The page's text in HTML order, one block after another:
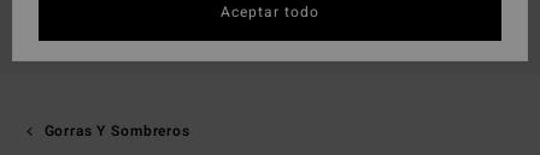
Gorras Y Sombreros
Aceptar todo